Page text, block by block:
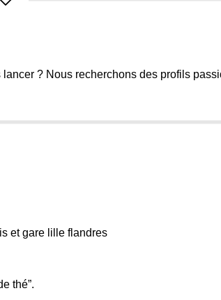
? Nous recherchons des profils
et gare lille flandres
thé”.